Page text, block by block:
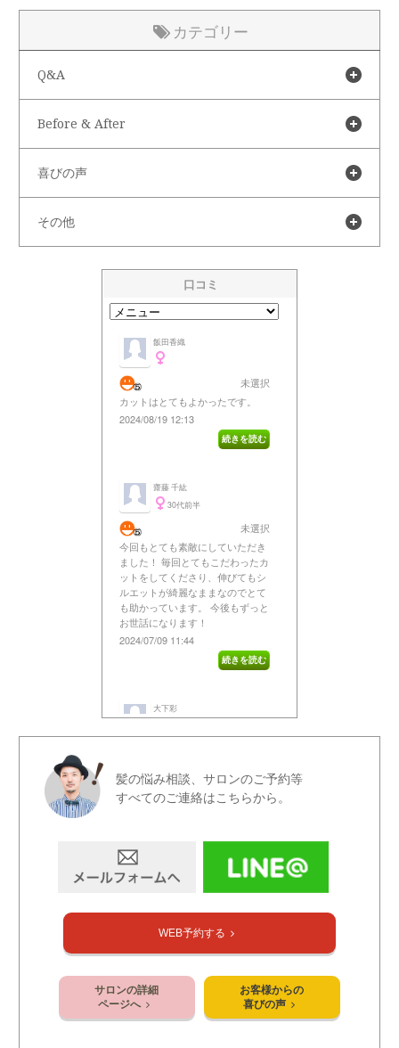
カテゴリー
Q&A
Before & After
喜びの声
その他
髪の悩み相談、サロンのご予約等
すべてのご連絡はこちらから。
WEB予約する
サロンの詳細
ページへ
お客様からの
喜びの声